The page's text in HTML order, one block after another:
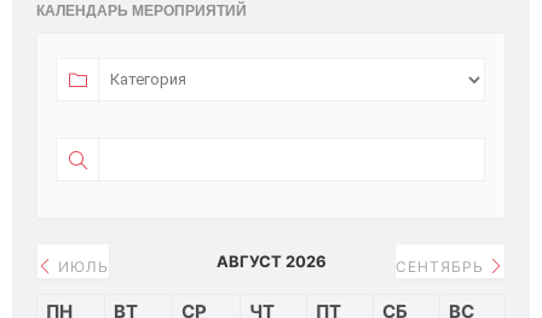
КАЛЕНДАРЬ МЕРОПРИЯТИЙ
ИЮЛЬ АВГУСТ 2026 СЕНТЯБРЬ
ПН ВТ СР ЧТ ПТ СБ ВС